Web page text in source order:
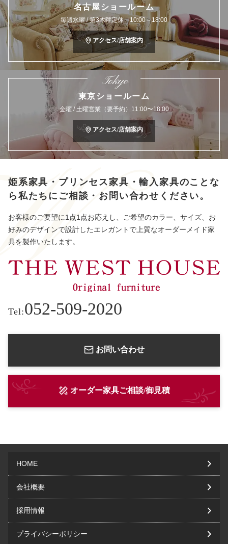
名古屋ショールーム
毎週水曜 / 第3木曜定休 10:00～18:00
アクセス/店舗案内
Tokyo
東京ショールーム
金曜 / 土曜営業（要予約）11:00〜18:00
アクセス/店舗案内
姫系家具・プリンセス家具・輸入家具のことな
ら 私たちにご相談・お問い合わせください。
お客様のご要望に1点1点お応えし、ご希望のカラー、サイズ、お
好みのデザインで設計したエレガントで上質なオーダーメイド家
具を製作いたします。
Tel:052-509-2020
お問い合わせ
オーダー家具ご相談/御見積
HOME
会社概要
採用情報
プライバシーポリシー